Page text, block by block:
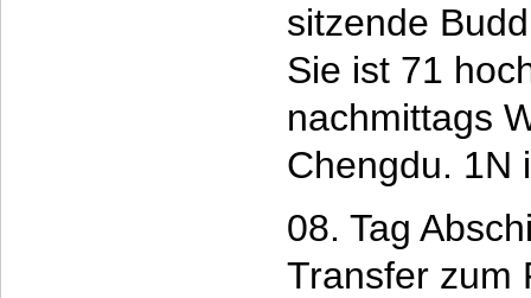
sitzende
Sie ist 71
nachmittags
Chengdu. 1N
08. Tag
Transfer zum